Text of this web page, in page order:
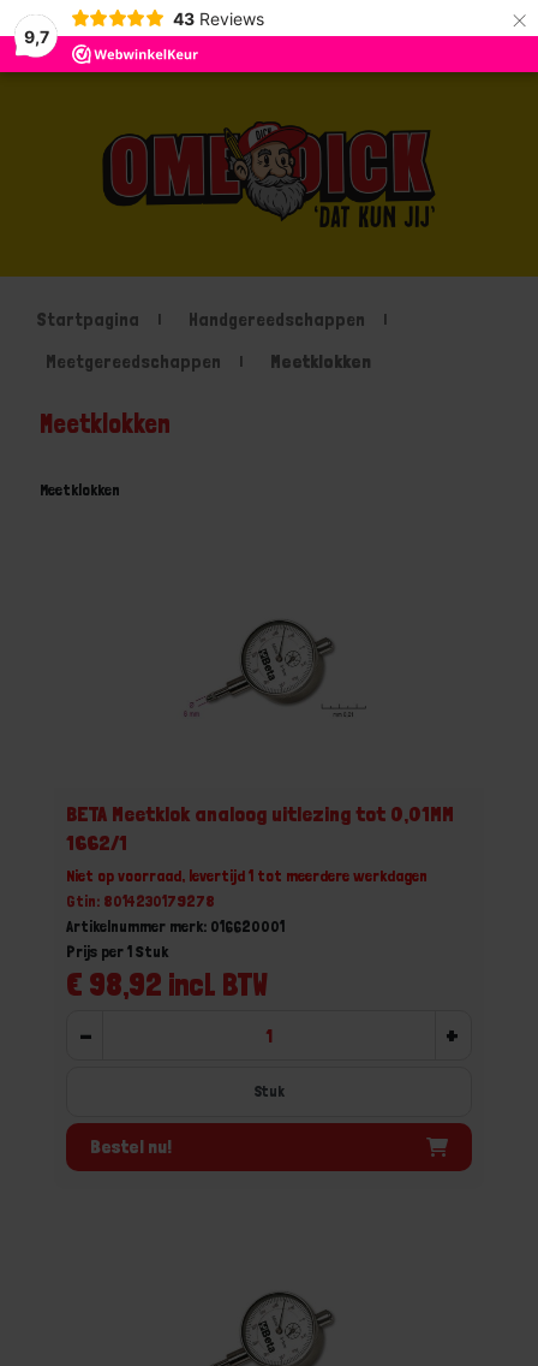
9,7
43 Reviews ×
Startpagina
Handgereedschappen
Meetgereedschappen
Meetklokken
Meetklokken
Meetklokken
BETA Meetklok analoog uitlezing tot 0,01MM
1662/1
Niet op voorraad, levertijd 1 tot meerdere werkdagen
Gtin: 8014230179278
Artikelnummer merk: 016620001
€ 98,92 incl. BTW
Prijs per 1 Stuk
- +
Stuk
Bestel nu!